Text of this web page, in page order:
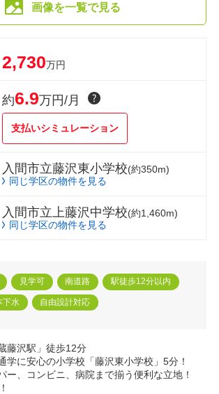
画像を一覧で見る
2,730万円
約6.9万円/月
支払いシミュレーション
入間市立藤沢東小学校(約350m)
同じ学区の物件を見る
入間市立上藤沢中学校(約1,460m)
同じ学区の物件を見る
見学可 南道路 駅徒歩12分以内
下水 自由設計対応
藤沢駅」徒歩12分
に安心の小学校「藤沢東小学校」5分！
、コンビニ、病院まで揃う便利な立地！
！